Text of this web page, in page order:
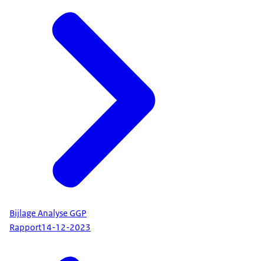
Bijlage Analyse GGP
Rapport14-12-2023